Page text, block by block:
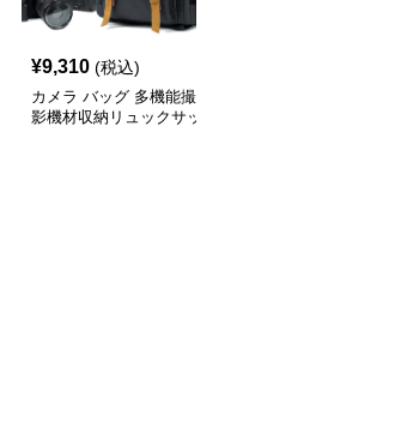
¥9,310 (税込)
カメラ バッグ 多機能撮
影機材収納リュックサッ